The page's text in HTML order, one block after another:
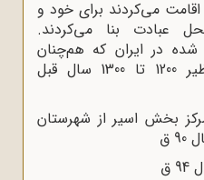
می‌کردند برای خود و
عبادت بنا می‌کردند.
در ایران که هم‌چنان
باقیست و جزء آثار کم نظیر 1200 تا 1300 سال قبل
بخش اسیر از شهرستان
ق